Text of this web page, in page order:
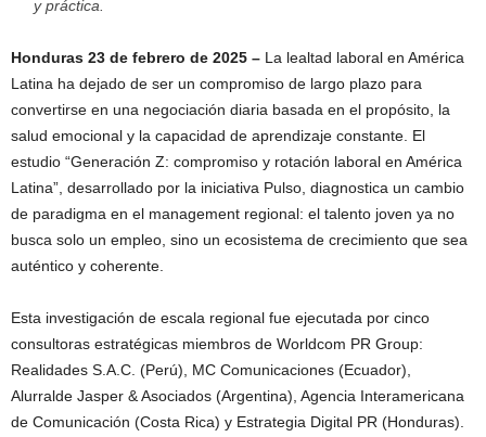
y práctica.
Honduras 23 de febrero de 2025 – La lealtad laboral en América
Latina ha dejado de ser un compromiso de largo plazo para
convertirse en una negociación diaria basada en el propósito, la
salud emocional y la capacidad de aprendizaje constante. El
estudio “Generación Z: compromiso y rotación laboral en América
Latina”, desarrollado por la iniciativa Pulso, diagnostica un cambio
de paradigma en el management regional: el talento joven ya no
busca solo un empleo, sino un ecosistema de crecimiento que sea
auténtico y coherente.
Esta investigación de escala regional fue ejecutada por cinco
consultoras estratégicas miembros de Worldcom PR Group:
Realidades S.A.C. (Perú), MC Comunicaciones (Ecuador),
Alurralde Jasper & Asociados (Argentina), Agencia Interamericana
de Comunicación (Costa Rica) y Estrategia Digital PR (Honduras).